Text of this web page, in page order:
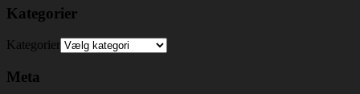
Kategorier
Kategorier
Meta